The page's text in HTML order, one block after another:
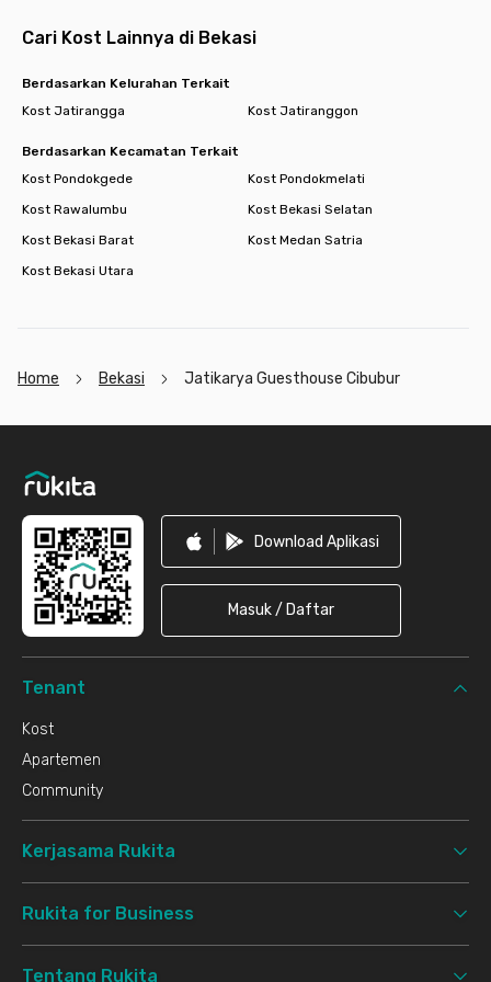
Cari Kost Lainnya di Bekasi
Berdasarkan Kelurahan Terkait
Kost Jatirangga
Kost Jatiranggon
Berdasarkan Kecamatan Terkait
Kost Pondokgede
Kost Pondokmelati
Kost Rawalumbu
Kost Bekasi Selatan
Kost Bekasi Barat
Kost Medan Satria
Kost Bekasi Utara
Home Bekasi Jatikarya Guesthouse Cibubur
Download Aplikasi
Masuk / Daftar
Tenant
Kost
Apartemen
Community
Kerjasama Rukita
Rukita for Business
Tentang Rukita